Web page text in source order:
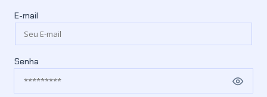
E-mail
Senha